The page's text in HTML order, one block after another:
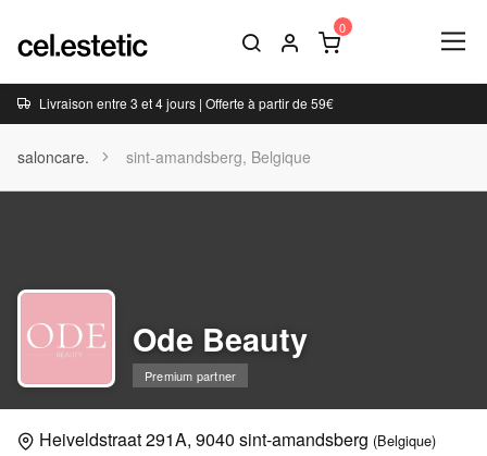
Livraison entre 3 et 4 jours | Offerte à partir de 59€
saloncare. sint-amandsberg, Belgique
Ode Beauty
Premium partner
Heiveldstraat 291A, 9040 sint-amandsberg (Belgique)